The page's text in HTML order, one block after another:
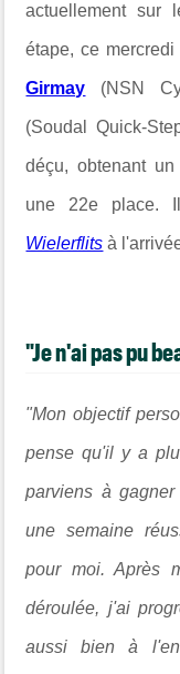
actuellement sur
étape, ce
Girmay (NSN
(Soudal Quick-
déçu, obtenant
une 22e place.
Wielerflits à
"Je n'ai pas pu
"Mon objectif
pense qu'il y a
parviens à
une semaine
pour moi. Après
déroulée, j'ai
aussi bien à